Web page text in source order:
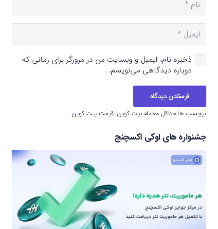
ذخیره نام، ایمیل و وبسایت من در مرورگر برای زمانی که
دوباره دیدگاهی می‌نویسم.
فرستادن دیدگاه
برچسب ها:حداقل معامله بیت کوین, قیمت بیت کوین
جشنواره های اوکی اکسچنج